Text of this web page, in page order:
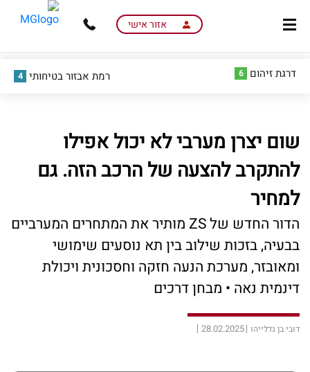
content
menu
אזור אישי
דרגת זיהום 6 רמת אבזור בטיחותי 4
שום יצרן מערבי לא יכול אפילו
להתקרב להצעה של הרכב הזה. גם
למחיר
הדור החדש של ZS מותיר את המתחרים המערביים
בבעיה, בזכות שילוב בין תא נוסעים שימושי
ומאובזר, מערכת הנעה חזקה וחסכונית ויכולת
דינמית נאה • מבחן דרכים
דובי בן גדלייהו 28.02.2025